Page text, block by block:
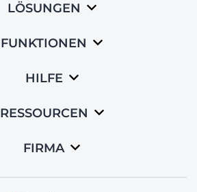
LÖSUNGEN
FUNKTIONEN
HILFE
RESSOURCEN
FIRMA